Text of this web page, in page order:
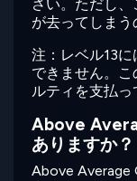
さい。ただし
が去ってしまう
注：レベル13
できません。
ルティを支払っ
Above
ありますか？
Above Average